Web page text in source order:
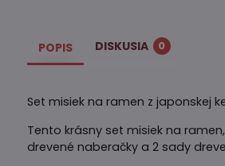
POPIS DISKUSIA 0
Set misiek na ramen z japonskej
Tento krásny set misiek na
drevené naberačky a 2 sady